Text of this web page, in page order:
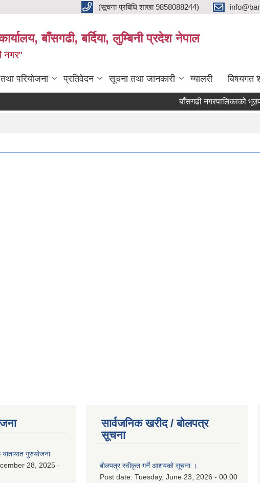
(सूचना प्रबिधि शाखा 9858088244)
बाँसगढी, बर्दिया, लुम्बिनी प्रदेश नेपाल
नगर"
परियोजना प्रतिवेदन सूचना तथा जानकारी ग्यालरी बिषयगत
बाँसगढी नगरपालिकाको
गुरुयोजना
28, 2025 -
सार्वजनिक खरीद / बोलपत्र
सूचना
बोलपत्र स्वीकृत गर्ने आशयको सूचना ।
Post date: Tuesday, June 23, 2026 - 00:00